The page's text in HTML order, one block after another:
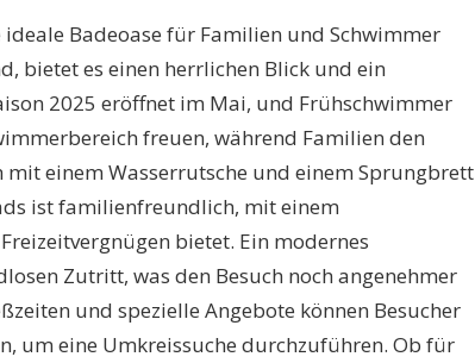
Badeoase für Familien und Schwimmer
bietet es einen herrlichen Blick und ein
2025 eröffnet im Mai, und Frühschwimmer
freuen, während Familien den
einem Wasserrutsche und einem Sprungbrett
ist familienfreundlich, mit einem
bietet. Ein modernes
Zutritt, was den Besuch noch angenehmer
und spezielle Angebote können Besucher
um eine Umkreissuche durchzuführen. Ob für